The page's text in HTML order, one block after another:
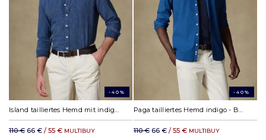
-40%
Island tailliertes Hemd mit indigo Streifen - Button down Kragen
110 € 66 € / 55 € MULTIBUY
-40%
Paga tailliertes Hemd indigo - Button down Kragen
110 € 66 € / 55 € MULTIBUY